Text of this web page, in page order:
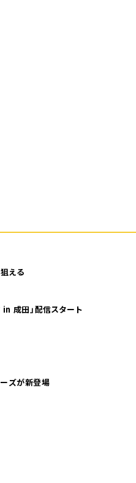
える
成田」配信スタート
！」シリーズが新登場